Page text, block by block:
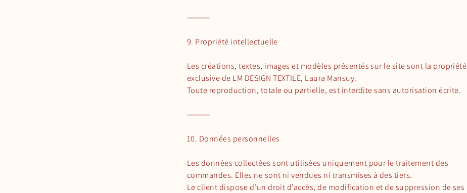
⸻
9. Propriété intellectuelle
Les créations, textes, images et modèles présentés sur le site sont la propriété
exclusive de LM DESIGN TEXTILE, Laura Mansuy.
Toute reproduction, totale ou partielle, est interdite sans autorisation écrite.
⸻
10. Données personnelles
Les données collectées sont utilisées uniquement pour le traitement des
commandes. Elles ne sont ni vendues ni transmises à des tiers.
Le client dispose d’un droit d’accès, de modification et de suppression de ses